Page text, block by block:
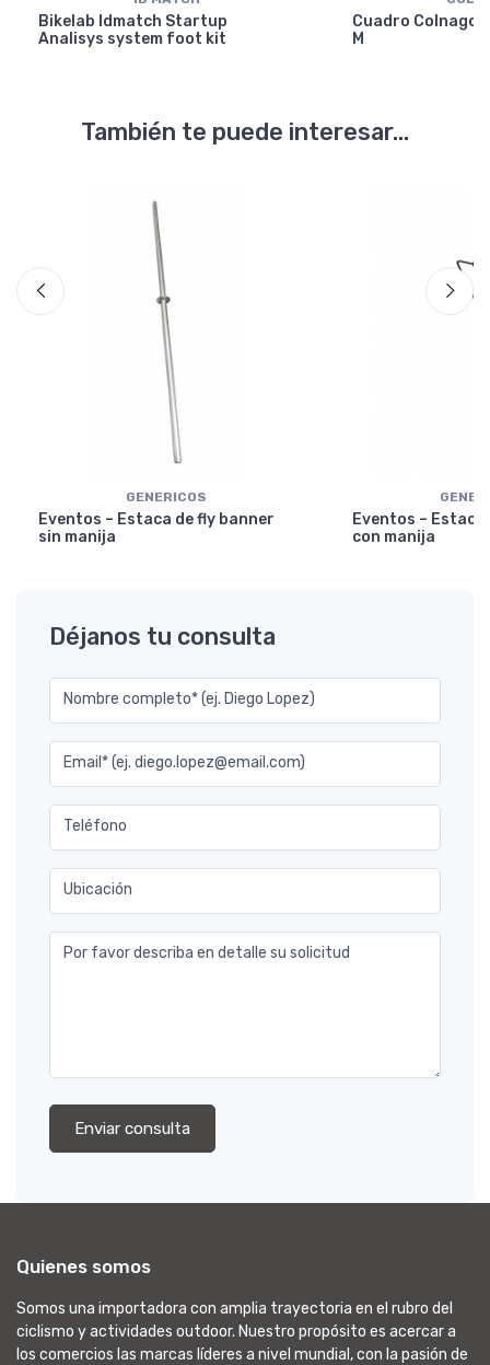
Bikelab Idmatch Startup
Analisys system foot kit
Cuadro Colnago
M
También te puede interesar...
GENERICOS
Eventos – Estaca de fly banner
sin manija
Eventos –
con manija
Déjanos tu consulta
Nombre completo* (ej. Diego Lopez)
Email* (ej. diego.lopez@email.com)
Teléfono
Ubicación
Por favor describa en detalle su solicitud
Enviar consulta
Quienes somos
Somos una importadora con amplia trayectoria en el rubro del
ciclismo y actividades outdoor. Nuestro propósito es acercar a
los comercios las marcas líderes a nivel mundial, con la pasión de